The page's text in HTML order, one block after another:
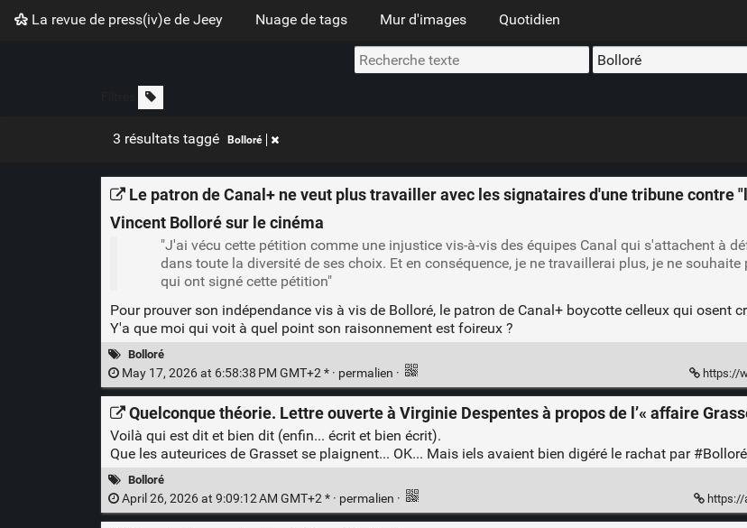
La revue de press(iv)e de Jeey Nuage de tags Mur d'images Quotidien
3 résultats taggé Bolloré
Le patron de Canal+ ne veut plus travailler avec les signataires d'une tribune contre
Vincent Bolloré sur le cinéma
"J'ai vécu cette pétition comme une injustice vis-à-vis des équipes Canal qui s'attachent à
dans toute la diversité de ses choix. Et en conséquence, je ne travaillerai plus, je ne
qui ont signé cette pétition"
Pour prouver son indépendance vis à vis de Bolloré, le patron de Canal+ boycotte celleux qui osent
Y'a que moi qui voit à quel point son raisonnement est foireux ?
Bolloré
May 17, 2026 at 6:58:38 PM GMT+2 * · permalien · https://
Quelconque théorie. Lettre ouverte à Virginie Despentes à propos de l’« affaire
Voilà qui est dit et bien dit (enfin... écrit et bien écrit).
Que les auteurices de Grasset se plaignent... OK... Mais iels avaient bien digéré le rachat par #Bolloré
Bolloré
April 26, 2026 at 9:09:12 AM GMT+2 * · permalien · https://